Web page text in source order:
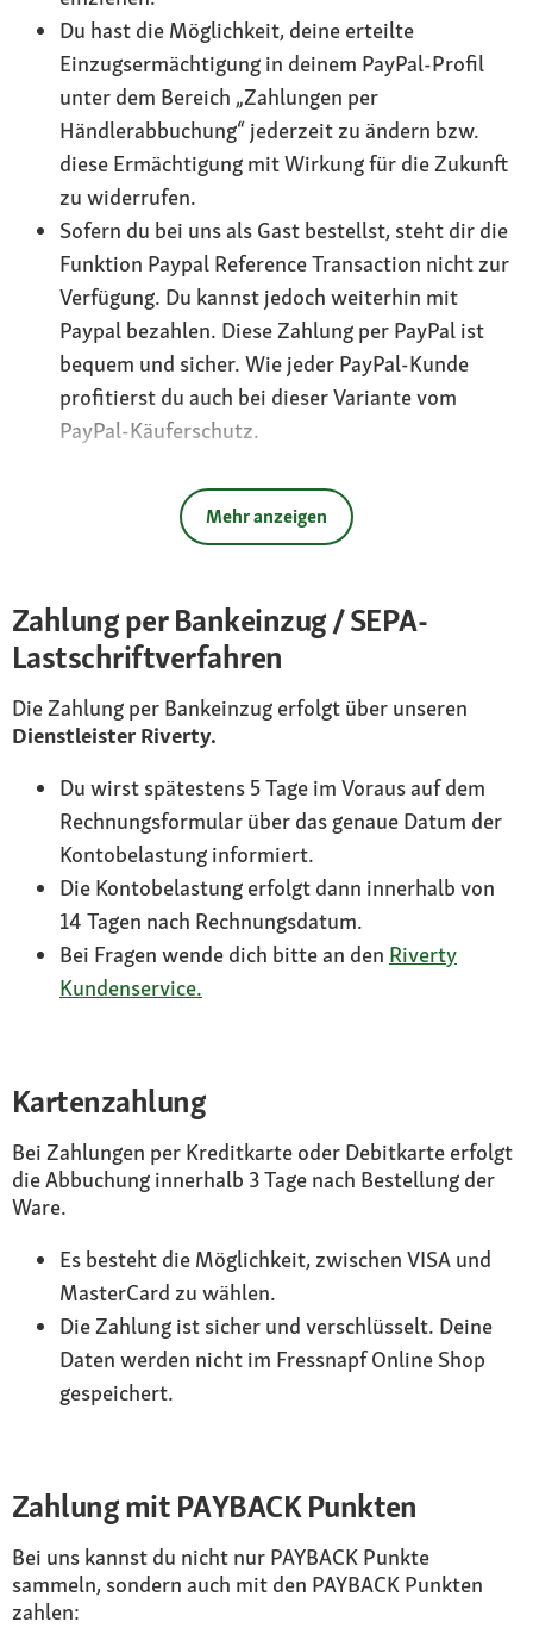
Du hast die Möglichkeit, deine erteilte
Einzugsermächtigung in deinem PayPal-Profil
unter dem Bereich „Zahlungen per
Händlerabbuchung“ jederzeit zu ändern bzw.
diese Ermächtigung mit Wirkung für die Zukunft
zu widerrufen.
Sofern du bei uns als Gast bestellst, steht dir die
Funktion Paypal Reference Transaction nicht zur
Verfügung. Du kannst jedoch weiterhin mit
Paypal bezahlen. Diese Zahlung per PayPal ist
bequem und sicher. Wie jeder PayPal-Kunde
profitierst du auch bei dieser Variante vom
PayPal-Käuferschutz.
Mehr anzeigen
Zahlung per Bankeinzug / SEPA-
Lastschriftverfahren
Die Zahlung per Bankeinzug erfolgt über unseren
Dienstleister Riverty.
Du wirst spätestens 5 Tage im Voraus auf dem
Rechnungsformular über das genaue Datum der
Kontobelastung informiert.
Die Kontobelastung erfolgt dann innerhalb von
14 Tagen nach Rechnungsdatum.
Bei Fragen wende dich bitte an den Riverty
Kundenservice.
Kartenzahlung
Bei Zahlungen per Kreditkarte oder Debitkarte erfolgt
die Abbuchung innerhalb 3 Tage nach Bestellung der
Ware.
Es besteht die Möglichkeit, zwischen VISA und
MasterCard zu wählen.
Die Zahlung ist sicher und verschlüsselt. Deine
Daten werden nicht im Fressnapf Online Shop
gespeichert.
Zahlung mit PAYBACK Punkten
Bei uns kannst du nicht nur PAYBACK Punkte
sammeln, sondern auch mit den PAYBACK Punkten
zahlen: